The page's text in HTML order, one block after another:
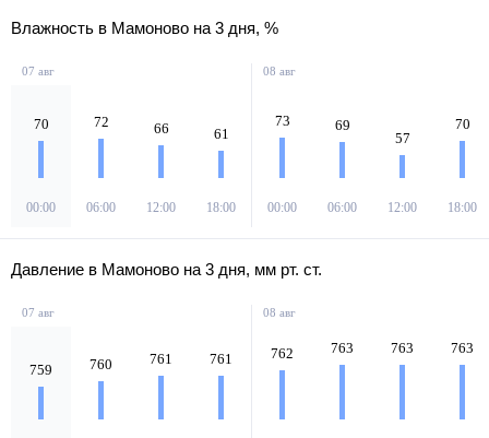
Влажность в Мамоново на 3 дня, %
07 авг
70
00:00
72
06:00
66
12:00
61
18:00
08 авг
73
00:00
69
06:00
57
12:00
70
18:00
Давление в Мамоново на 3 дня, мм рт. ст.
07 авг
759 760 761 761
08 авг
762 763 763 763